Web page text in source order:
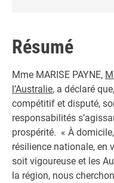
Résumé
Mme MARISE PAYNE,
l’Australie, a déclaré
compétitif et disputé,
responsabilités
prospérité. « À
résilience nationale, en
soit vigoureuse et les
la région, nous